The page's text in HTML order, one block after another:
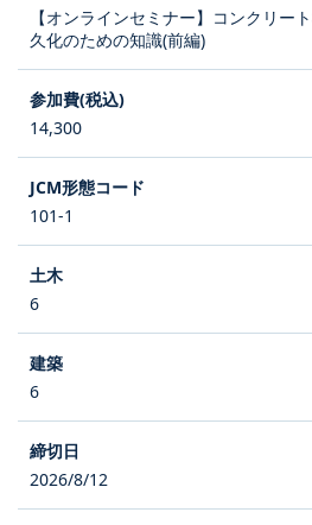
【オンラインセミナー】コンクリー
久化のための知識(前編)
14,300
101-1
6
6
2026/8/12